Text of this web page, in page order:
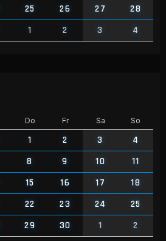
25 26 27
28
1 2 3 4
Do Fr Sa So
1 2 3
4
8 9 10
11
15 16 17
18
22 23 24
25
29 30 1 2